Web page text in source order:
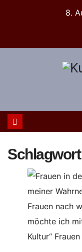
8.
meiner
Frauen nach
möchte ich
Kultur“